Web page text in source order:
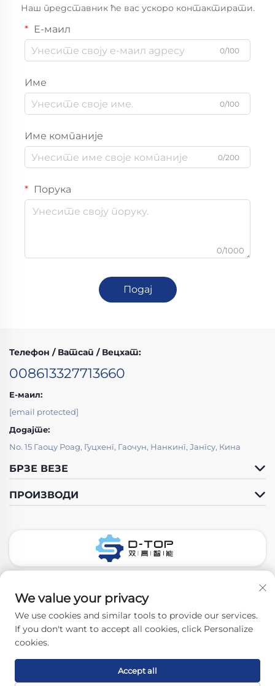
Наш представник ће вас ускоро контактирати.
Е-маил
0/100
Име
0/100
Име компаније
0/200
Порука
0/1000
Подај
Телефон / Ватсап / Вецхат:
008613327713660
Е-маил:
[email protected]
Додајте:
No. 15 Гаоцу Роад, Гуцхенг, Гаочун, Нанкинг, Јангсу, Кина
БРЗЕ ВЕЗЕ
ПРОИЗВОДИ
Ауторско право © 2026 Нанкинг Д-Топ Фарматх Цо, Лтд.
Сва права су задржана. -
We value your privacy
We use cookies and similar tools to provide our services.
If you don't want to accept all cookies, click Personalize
cookies.
Accept all